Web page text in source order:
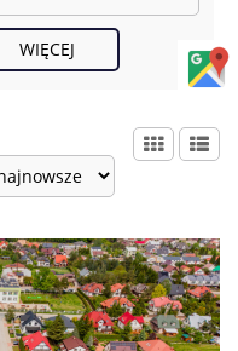
WIĘCEJ